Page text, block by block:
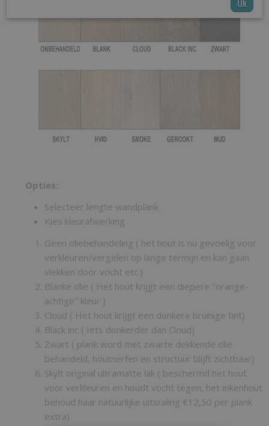
Opties:
Selecteer lengte wandplank
Kies kleurafwerking
Geen oliebehandeling ( het hout is nu gevoelig voor
verkleuren/vergelen op lange termijn en kan gaan
vlekken door vocht etc.)
Blanke olie ( Het hout krijgt een diepere ''orange-
achtige'' kleur )
Cloud ( Het hout krijgt een donkere bruinige tint)
Black inc ( Iets donkerder dan Cloud)
Zwart ( plank word met zwarte dekkende olie
behandeld, houtnerfen en structuur blijft zichtbaar)
Skylt original ultramatte lak ( beschermd het hout
voor verkleuren en houdt vocht tegen, het eikenhout
behoud haar natuurlijke uitsraling €12,50 per plank
extra)
Ok